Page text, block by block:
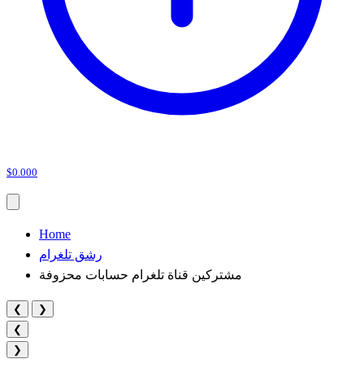
$0.000
Home
رشق تلغرام
مشتركين قناة تلغرام حسابات محزوفة
❮
❯
❮
❯